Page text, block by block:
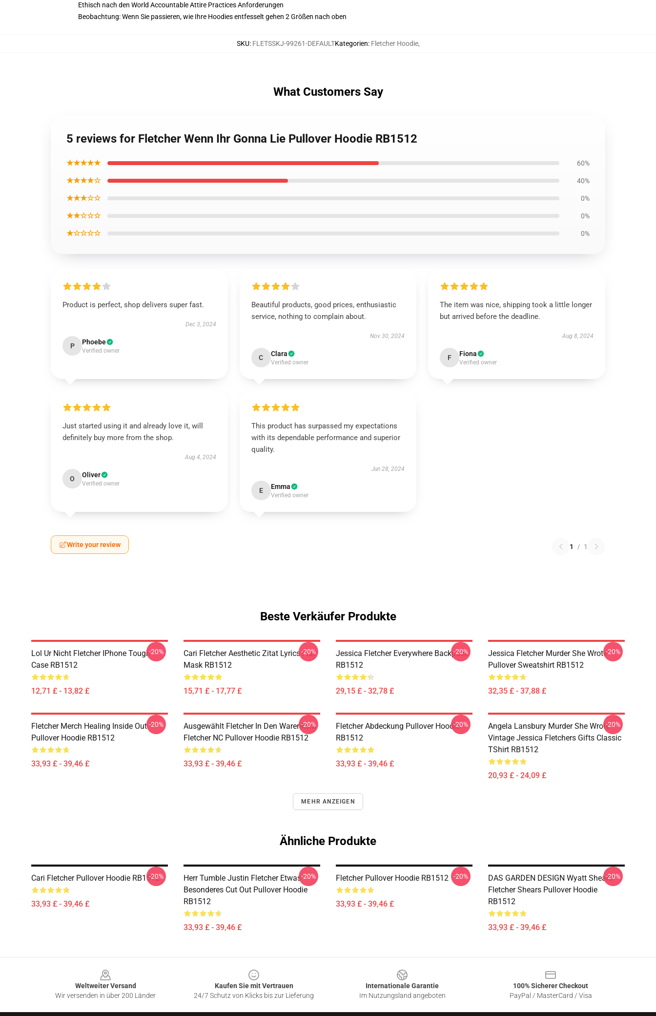
Ethisch nach den World Accountable Attire Practices Anforderungen
Beobachtung: Wenn Sie passieren, wie Ihre Hoodies entfesselt gehen 2 Größen nach oben
SKU: FLETSSKJ-99261-DEFAULTKategorien: Fletcher Hoodie,
What Customers Say
5 reviews for Fletcher Wenn Ihr Gonna Lie Pullover Hoodie RB1512
★★★★★ 60%
★★★★☆ 40%
★★★☆☆ 0%
★★☆☆☆ 0%
★☆☆☆☆ 0%
Product is perfect, shop delivers super fast.
Dec 3, 2024
P Phoebe
Verified owner
Beautiful products, good prices, enthusiastic
service, nothing to complain about.
Nov 30, 2024
C Clara
Verified owner
The item was nice, shipping took a little longer
but arrived before the deadline.
Aug 8, 2024
F Fiona
Verified owner
Just started using it and already love it, will
definitely buy more from the shop.
Aug 4, 2024
O Oliver
Verified owner
This product has surpassed my expectations
with its dependable performance and superior
quality.
Jun 28, 2024
E Emma
Verified owner
Write your review 1 / 1
Beste Verkäufer Produkte
Lol Ur Nicht Fletcher IPhone Tough
Case RB1512
12,71 £ - 13,82 £
-20%
Cari Fletcher Aesthetic Zitat Lyrics Flat
Mask RB1512
15,71 £ - 17,77 £
-20%
Jessica Fletcher Everywhere Backpack
RB1512
29,15 £ - 32,78 £
-20%
Jessica Fletcher Murder She Wrote
Pullover Sweatshirt RB1512
32,35 £ - 37,88 £
-20%
Fletcher Merch Healing Inside Out
Pullover Hoodie RB1512
33,93 £ - 39,46 £
-20%
Ausgewählt Fletcher In Den Warenkorb
Fletcher NC Pullover Hoodie RB1512
33,93 £ - 39,46 £
-20%
Fletcher Abdeckung Pullover Hoodie
RB1512
33,93 £ - 39,46 £
-20%
Angela Lansbury Murder She Wrote
Vintage Jessica Fletchers Gifts Classic
TShirt RB1512
20,93 £ - 24,09 £
-20%
MEHR ANZEIGEN
Ähnliche Produkte
Cari Fletcher Pullover Hoodie RB1512
33,93 £ - 39,46 £
-20%
Herr Tumble Justin Fletcher Etwas
Besonderes Cut Out Pullover Hoodie
RB1512
33,93 £ - 39,46 £
-20% Fletcher Pullover Hoodie RB1512
33,93 £ - 39,46 £
-20%
DAS GARDEN DESIGN Wyatt Shears
Fletcher Shears Pullover Hoodie
RB1512
33,93 £ - 39,46 £
-20%
Weltweiter Versand
Wir versenden in über 200 Länder
Kaufen Sie mit Vertrauen
24/7 Schutz von Klicks bis zur Lieferung
Internationale Garantie
Im Nutzungsland angeboten
100% Sicherer Checkout
PayPal / MasterCard / Visa